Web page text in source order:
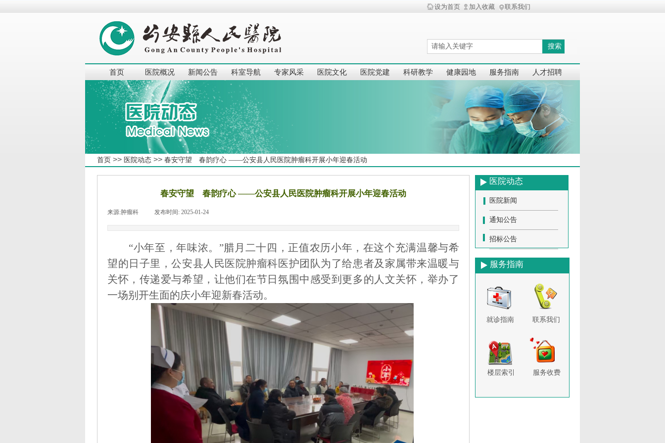
设为首页 加入收藏 联系我们
搜索
首页 医院概况 新闻公告 科室导航 专家风采 医院文化 医院党建 科研教学 健康园地 服务指南 人才招聘
首页 >> 医院动态 >> 春安守望 春韵疗心 ——公安县人民医院肿瘤科开展小年迎春活动
春安守望 春韵疗心 ——公安县人民医院肿瘤科开展小年迎春活动
来源:肿瘤科 发布时间: 2025-01-24
“小年至，年味浓。”腊月二十四，正值农历小年，在这个充满温馨与希
望的日子里，公安县人民医院肿瘤科医护团队为了给患者及家属带来温暖与
关怀，传递爱与希望，让他们在节日氛围中感受到更多的人文关怀，举办了
一场别开生面的庆小年迎新春活动。
医院动态
医院新闻
通知公告
招标公告
服务指南
联系我们
就诊指南
楼层索引 服务收费